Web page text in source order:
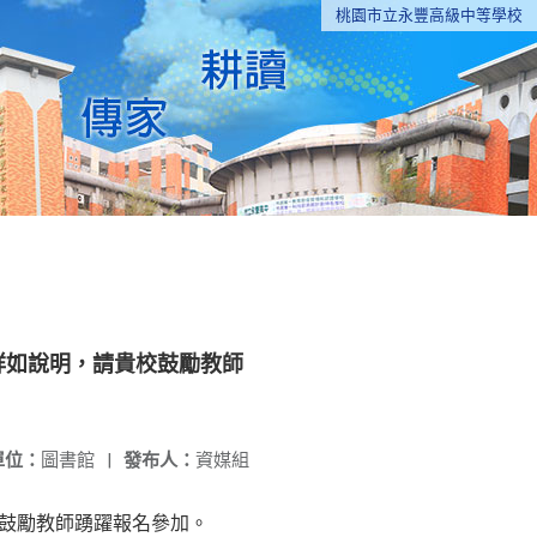
桃園市立永豐高級中等學校
說明，請貴校鼓勵教師
發布人： 資媒組
： 圖書館 |
勵教師踴躍報名參加。